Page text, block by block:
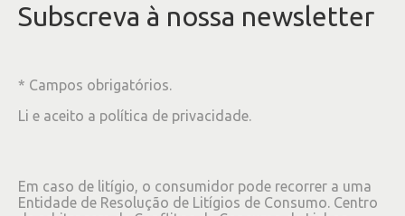
Subscreva à nossa newsletter
* Campos obrigatórios.
Li e aceito a política de privacidade.
Em caso de litígio, o consumidor pode recorrer a uma
Entidade de Resolução de Litígios de Consumo. Centro